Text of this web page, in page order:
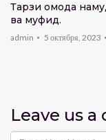
Тарзи омода
ва муфид.
admin 5 октября, 2023
Leave us a